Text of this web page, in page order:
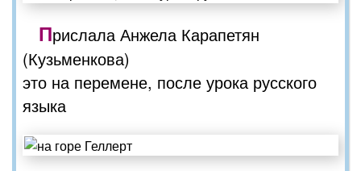
Прислала Анжела Карапетян
(Кузьменкова)
это на перемене, после урока русского
языка